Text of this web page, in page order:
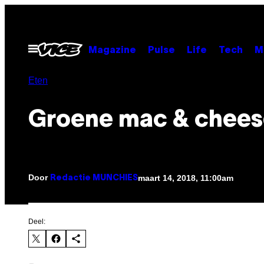
Open
menu
Magazine Pulse Life Tech
Eten
Groene mac &
Door Redactie MUNCHIESmaart 14, 2018, 11:00am
Deel: